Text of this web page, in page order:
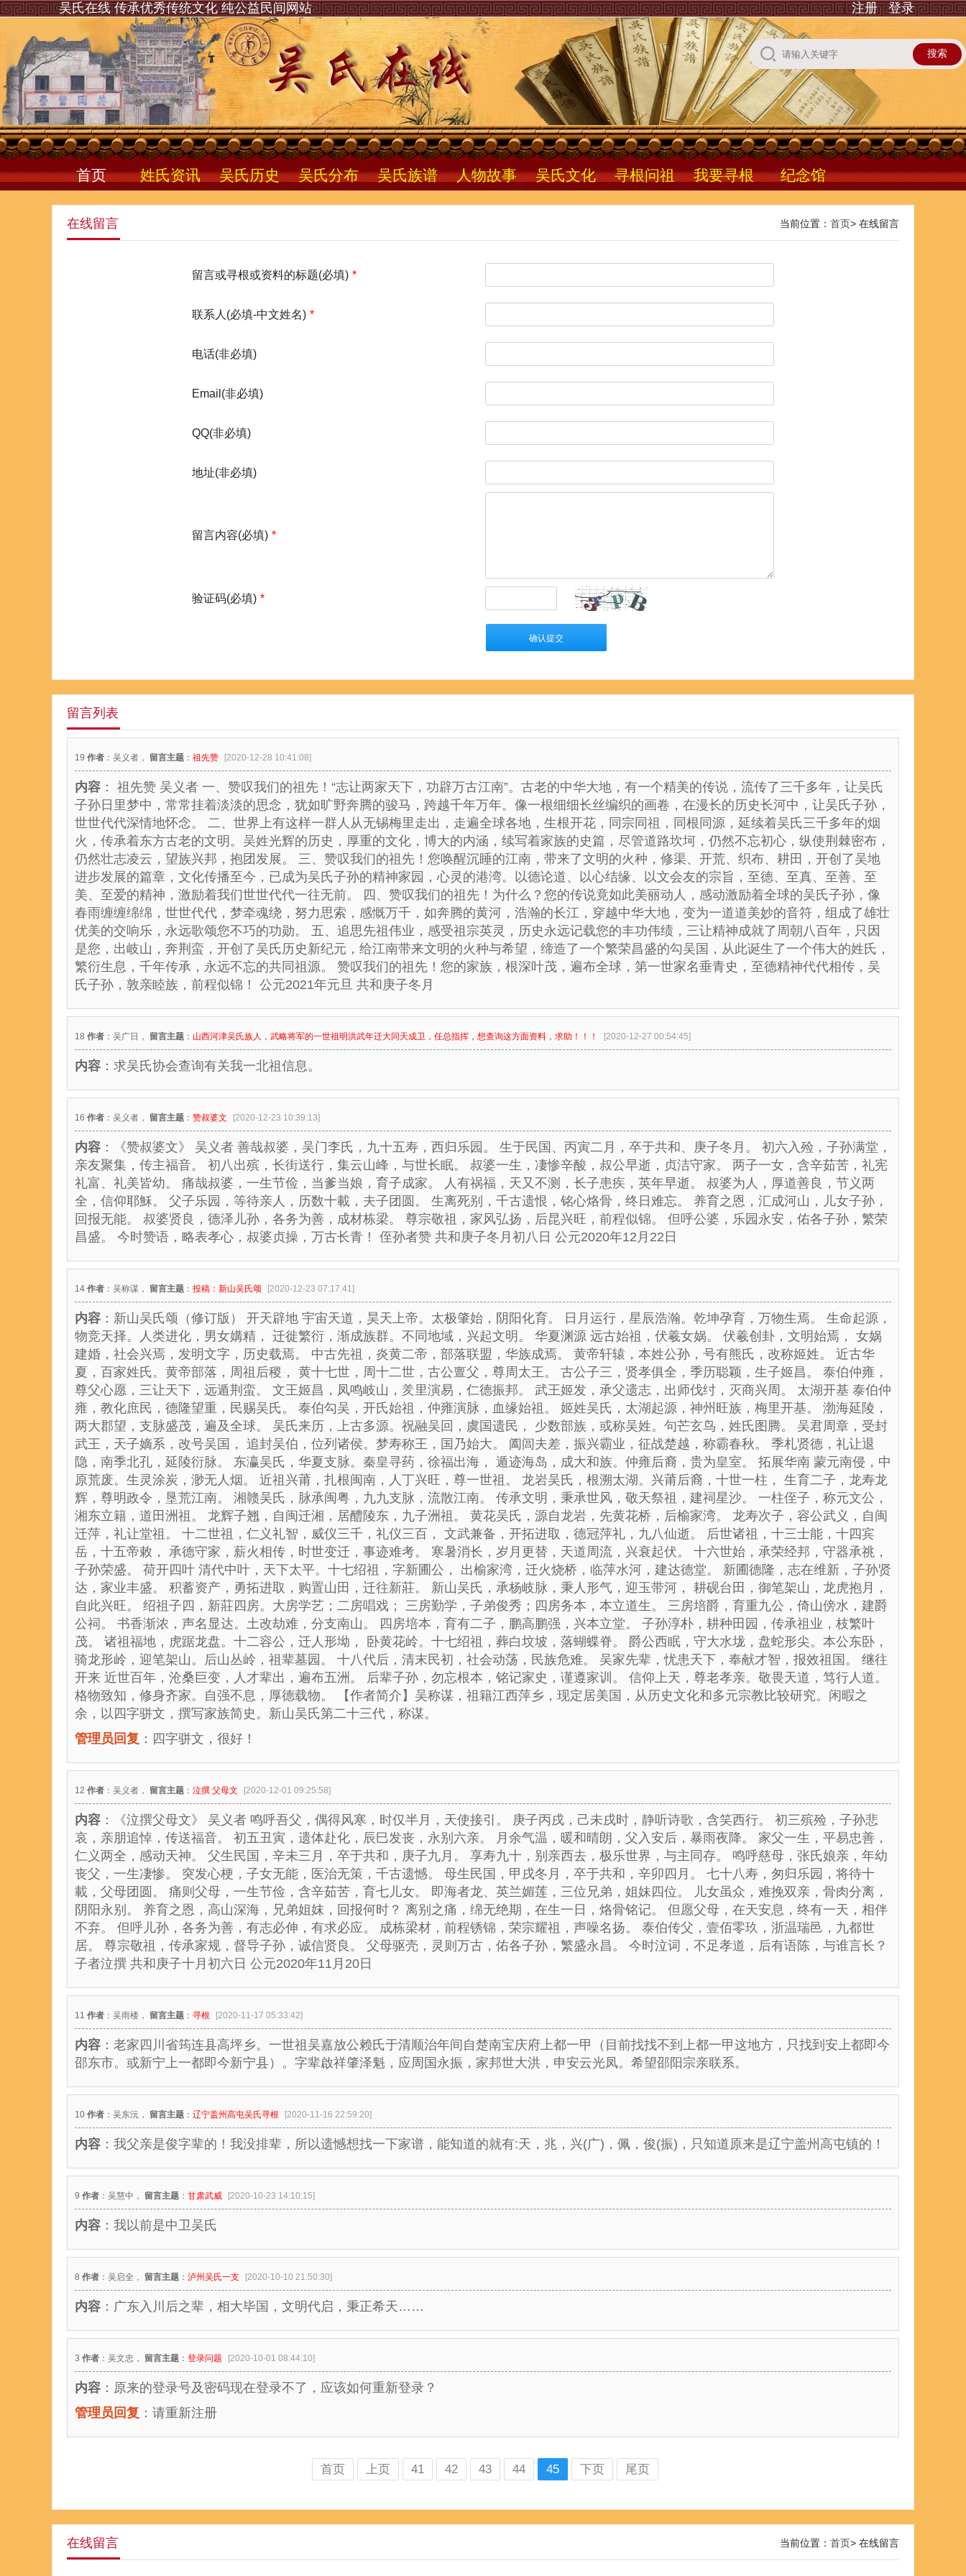
注册 登录
吴氏在线 传承优秀传统文化 纯公益民间网站
首页 姓氏资讯 吴氏历史 吴氏分布 吴氏族谱 人物故事 吴氏文化 寻根问祖 我要寻根 纪念馆
在线留言 当前位置： 首页> 在线留言
留言或寻根或资料的标题(必填) *
联系人(必填-中文姓名) *
电话(非必填)
Email(非必填)
QQ(非必填)
地址(非必填)
留言内容(必填) *
验证码(必填) *
留言列表
19 作者 ：吴义者， 留言主题 ： 祖先赞 [2020-12-28 10:41:08]
内容 ： 祖先赞 吴义者 一、赞叹我们的祖先！“志让两家天下，功辟万古江南”。古老的中华大地，有一个精美的传说，流传了三千多年，让吴氏
子孙日里梦中，常常挂着淡淡的思念，犹如旷野奔腾的骏马，跨越千年万年。像一根细细长丝编织的画卷，在漫长的历史长河中，让吴氏子孙，
世世代代深情地怀念。 二、世界上有这样一群人从无锡梅里走出，走遍全球各地，生根开花，同宗同祖，同根同源，延续着吴氏三千多年的烟
火，传承着东方古老的文明。吴姓光辉的历史，厚重的文化，博大的内涵，续写着家族的史篇，尽管道路坎坷，仍然不忘初心，纵使荆棘密布，
仍然壮志凌云，望族兴邦，抱团发展。 三、赞叹我们的祖先！您唤醒沉睡的江南，带来了文明的火种，修渠、开荒、织布、耕田，开创了吴地
进步发展的篇章，文化传播至今，已成为吴氏子孙的精神家园，心灵的港湾。以德论道、以心结缘、以文会友的宗旨，至德、至真、至善、至
美、至爱的精神，激励着我们世世代代一往无前。 四、赞叹我们的祖先！为什么？您的传说竟如此美丽动人，感动激励着全球的吴氏子孙，像
春雨缠缠绵绵，世世代代，梦牵魂绕，努力思索，感慨万千，如奔腾的黄河，浩瀚的长江，穿越中华大地，变为一道道美妙的音符，组成了雄壮
优美的交响乐，永远歌颂您不巧的功勋。 五、追思先祖伟业，感受祖宗英灵，历史永远记载您的丰功伟绩，三让精神成就了周朝八百年，只因
是您，出岐山，奔荆蛮，开创了吴氏历史新纪元，给江南带来文明的火种与希望，缔造了一个繁荣昌盛的勾吴国，从此诞生了一个伟大的姓氏，
繁衍生息，千年传承，永远不忘的共同祖源。 赞叹我们的祖先！您的家族，根深叶茂，遍布全球，第一世家名垂青史，至德精神代代相传，吴
氏子孙，敦亲睦族，前程似锦！ 公元2021年元旦 共和庚子冬月
18 作者 ：吴广日， 留言主题 ： 山西河津吴氏族人，武略将军的一世祖明洪武年迁大同天成卫，任总指挥，想查询这方面资料，求助！！！ [2020-12-27 00:54:45]
内容 ：求吴氏协会查询有关我一北祖信息。
16 作者 ：吴义者， 留言主题 ： 赞叔婆文 [2020-12-23 10:39:13]
内容 ：《赞叔婆文》 吴义者 善哉叔婆，吴门李氏，九十五寿，西归乐园。 生于民国、丙寅二月，卒于共和、庚子冬月。 初六入殓，子孙满堂，
亲友聚集，传主福音。 初八出殡，长街送行，集云山峰，与世长眠。 叔婆一生，凄惨辛酸，叔公早逝，贞洁守家。 两子一女，含辛茹苦，礼宪
礼富、礼美皆幼。 痛哉叔婆，一生节俭，当爹当娘，育子成家。 人有祸福，天又不测，长子患疾，英年早逝。 叔婆为人，厚道善良，节义两
全，信仰耶穌。 父子乐园，等待亲人，历数十載，夫子团圆。 生离死别，千古遗恨，铭心烙骨，终日难忘。 养育之恩，汇成河山，儿女子孙，
回报无能。 叔婆贤良，德泽儿孙，各务为善，成材栋梁。 尊宗敬祖，家风弘扬，后昆兴旺，前程似锦。 但呼公婆，乐园永安，佑各子孙，繁荣
昌盛。 今时赞语，略表孝心，叔婆贞操，万古长青！ 侄孙者赞 共和庚子冬月初八日 公元2020年12月22日
14 作者 ：吴称谋， 留言主题 ： 投稿：新山吴氏颂 [2020-12-23 07:17:41]
内容 ：新山吴氏颂（修订版） 开天辟地 宇宙天道，昊天上帝。太极肇始，阴阳化育。 日月运行，星辰浩瀚。乾坤孕育，万物生焉。 生命起源，
物竞天择。人类进化，男女媾精， 迁徙繁衍，渐成族群。不同地域，兴起文明。 华夏渊源 远古始祖，伏羲女娲。 伏羲创卦，文明始焉， 女娲
建婚，社会兴焉，发明文字，历史载焉。 中古先祖，炎黄二帝，部落联盟，华族成焉。 黄帝轩辕，本姓公孙，号有熊氏，改称姬姓。 近古华
夏，百家姓氏。黄帝部落，周祖后稷， 黄十七世，周十二世，古公亶父，尊周太王。 古公子三，贤孝俱全，季历聪颖，生子姬昌。 泰伯仲雍，
尊父心愿，三让天下，远遁荆蛮。 文王姬昌，凤鸣岐山，羑里演易，仁德振邦。 武王姬发，承父遗志，出师伐纣，灭商兴周。 太湖开基 泰伯仲
雍，教化庶民，德隆望重，民赐吴氏。 泰伯勾吴，开氏始祖，仲雍演脉，血缘始祖。 姬姓吴氏，太湖起源，神州旺族，梅里开基。 渤海延陵，
两大郡望，支脉盛茂，遍及全球。 吴氏来历，上古多源。祝融吴回，虞国遗民， 少数部族，或称吴姓。句芒玄鸟，姓氏图腾。 吴君周章，受封
武王，天子嫡系，改号吴国， 追封吴伯，位列诸侯。梦寿称王，国乃始大。 阖闾夫差，振兴霸业，征战楚越，称霸春秋。 季札贤德，礼让退
隐，南季北孔，延陵衍脉。 东瀛吴氏，华夏支脉。秦皇寻药，徐福出海， 遁迹海岛，成大和族。仲雍后裔，贵为皇室。 拓展华南 蒙元南侵，中
原荒废。生灵涂炭，渺无人烟。 近祖兴莆，扎根闽南，人丁兴旺，尊一世祖。 龙岩吴氏，根溯太湖。兴莆后裔，十世一柱， 生育二子，龙寿龙
辉，尊明政令，垦荒江南。 湘赣吴氏，脉承闽粤，九九支脉，流散江南。 传承文明，秉承世风，敬天祭祖，建祠星沙。 一柱侄子，称元文公，
湘东立籍，道田洲祖。 龙辉子翘，自闽迁湘，居醴陵东，九子洲祖。 黄花吴氏，源自龙岩，先黄花桥，后榆家湾。 龙寿次子，容公武义，自闽
迁萍，礼让堂祖。 十二世祖，仁义礼智，威仪三千，礼仪三百， 文武兼备，开拓进取，德冠萍礼，九八仙逝。 后世诸祖，十三士能，十四宾
岳，十五帝敕， 承德守家，薪火相传，时世变迁，事迹难考。 寒暑消长，岁月更替，天道周流，兴衰起伏。 十六世始，承荣经邦，守器承祧，
子孙荣盛。 荷开四叶 清代中叶，天下太平。十七绍祖，字新圃公， 出榆家湾，迁火烧桥，临萍水河，建达德堂。 新圃德隆，志在维新，子孙贤
达，家业丰盛。 积蓄资产，勇拓进取，购置山田，迁往新莊。 新山吴氏，承杨岐脉，秉人形气，迎玉带河， 耕砚台田，御笔架山，龙虎抱月，
自此兴旺。 绍祖子四，新莊四房。大房学艺；二房唱戏； 三房勤学，子弟俊秀；四房务本，本立道生。 三房培爵，育重九公，倚山傍水，建爵
公祠。 书香渐浓，声名显达。土改劫难，分支南山。 四房培本，育有二子，鹏高鹏强，兴本立堂。 子孙淳朴，耕种田园，传承祖业，枝繁叶
茂。 诸祖福地，虎踞龙盘。十二容公，迁人形坳， 卧黄花岭。十七绍祖，葬白坟坡，落蝴蝶脊。 爵公西眠，守大水垅，盘蛇形尖。本公东卧，
骑龙形岭，迎笔架山。后山丛岭，祖辈墓园。 十八代后，清末民初，社会动荡，民族危难。 吴家先辈，忧患天下，奉献才智，报效祖国。 继往
开来 近世百年，沧桑巨变，人才辈出，遍布五洲。 后辈子孙，勿忘根本，铭记家史，谨遵家训。 信仰上天，尊老孝亲。敬畏天道，笃行人道。
格物致知，修身齐家。自强不息，厚德载物。 【作者简介】吴称谋，祖籍江西萍乡，现定居美国，从历史文化和多元宗教比较研究。闲暇之
余，以四字骈文，撰写家族简史。新山吴氏第二十三代，称谋。
管理员回复 ：四字骈文，很好！
12 作者 ：吴义者， 留言主题 ： 泣撰 父母文 [2020-12-01 09:25:58]
内容 ：《泣撰父母文》 吴义者 鸣呼吾父，偶得风寒，时仅半月，天使接引。 庚子丙戌，己未戌时，静听诗歌，含笑西行。 初三殡殓，子孙悲
哀，亲朋追悼，传送福音。 初五丑寅，遗体赴化，辰巳发丧，永别六亲。 月余气温，暖和晴朗，父入安后，暴雨夜降。 家父一生，平易忠善，
仁义两全，感动天神。 父生民国，辛未三月，卒于共和，庚子九月。 享寿九十，别亲西去，极乐世界，与主同存。 鸣呼慈母，张氏娘亲，年幼
丧父，一生凄惨。 突发心梗，子女无能，医治无策，千古遗憾。 母生民国，甲戌冬月，卒于共和，辛卯四月。 七十八寿，匆归乐园，将待十
載，父母团圆。 痛则父母，一生节俭，含辛茹苦，育七儿女。 即海者龙、英兰媚莲，三位兄弟，姐妹四位。 儿女虽众，难挽双亲，骨肉分离，
阴阳永别。 养育之恩，高山深海，兄弟姐妺，回报何时？ 离别之痛，绵无绝期，在生一日，烙骨铭记。 但愿父母，在天安息，终有一天，相伴
不弃。 但呼儿孙，各务为善，有志必伸，有求必应。 成栋梁材，前程锈锦，荣宗耀祖，声噪名扬。 泰伯传父，壹佰零玖，浙温瑞邑，九都世
居。 尊宗敬祖，传承家规，督导子孙，诚信贤良。 父母驱壳，灵则万古，佑各子孙，繁盛永昌。 今时泣词，不足孝道，后有语陈，与谁言长？
子者泣撰 共和庚子十月初六日 公元2020年11月20日
11 作者 ：吴雨楼， 留言主题 ： 寻根 [2020-11-17 05:33:42]
内容 ：老家四川省筠连县高坪乡。一世祖吴嘉放公赖氏于清顺治年间自楚南宝庆府上都一甲（目前找找不到上都一甲这地方，只找到安上都即今
邵东市。或新宁上一都即今新宁县）。字辈啟祥肇泽魁，应周国永振，家邦世大洪，申安云光凤。希望邵阳宗亲联系。
10 作者 ：吴东沅， 留言主题 ： 辽宁盖州高屯吴氏寻根 [2020-11-16 22:59:20]
内容 ：我父亲是俊字辈的！我没排辈，所以遗憾想找一下家谱，能知道的就有:天，兆，兴(广)，佩，俊(振)，只知道原来是辽宁盖州高屯镇的！
9 作者 ：吴慧中， 留言主题 ： 甘肃武威 [2020-10-23 14:10:15]
内容 ：我以前是中卫吴氏
8 作者 ：吴启全， 留言主题 ： 泸州吴氏一支 [2020-10-10 21:50:30]
内容 ：广东入川后之辈，相大毕国，文明代启，秉正希天……
3 作者 ：吴文忠， 留言主题 ： 登录问题 [2020-10-01 08:44:10]
内容 ：原来的登录号及密码现在登录不了，应该如何重新登录？
管理员回复 ：请重新注册
首页 上页 41 42 43 44 45 下页 尾页
在线留言 当前位置： 首页> 在线留言